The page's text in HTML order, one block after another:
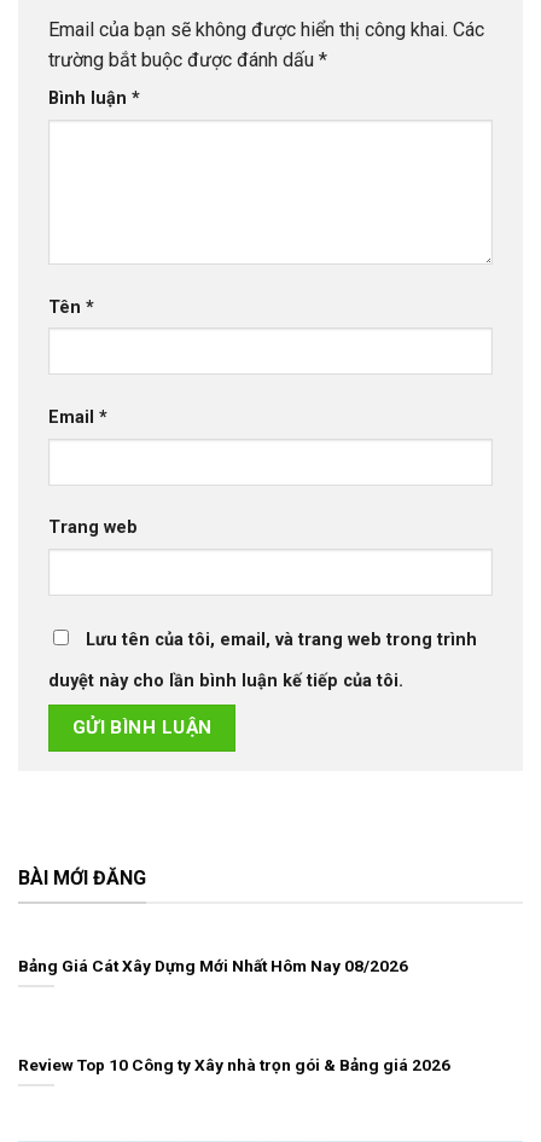
Email của bạn sẽ không được hiển thị công khai. Các
trường bắt buộc được đánh dấu *
Bình luận *
Tên *
Email *
Trang web
Lưu tên của tôi, email, và trang web trong trình
duyệt này cho lần bình luận kế tiếp của tôi.
BÀI MỚI ĐĂNG
Bảng Giá Cát Xây Dựng Mới Nhất Hôm Nay 08/2026
Review Top 10 Công ty Xây nhà trọn gói & Bảng giá 2026